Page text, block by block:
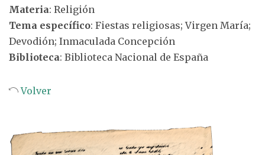
Materia: Religión
Tema específico: Fiestas religiosas; Virgen María;
Devodión; Inmaculada Concepción
Biblioteca: Biblioteca Nacional de España
Volver